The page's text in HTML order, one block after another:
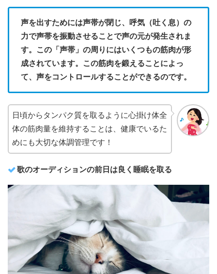
声を出すためには声帯が閉じ、呼気（吐く息）の
力で声帯を振動させることで声の元が発生されま
す。この「声帯」の周りにはいくつもの筋肉が形
成されています。この筋肉を鍛えることによっ
て、声をコントロールすることができるのです。
日頃からタンパク質を取るように心掛け体全
体の筋肉量を維持することは、健康でいるた
めにも大切な体調管理です！
歌のオーディションの前日は良く睡眠を取る